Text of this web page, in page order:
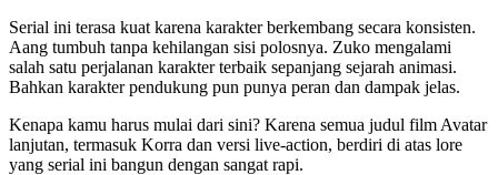
Serial ini terasa kuat karena karakter berkembang secara konsisten.
Aang tumbuh tanpa kehilangan sisi polosnya. Zuko mengalami
salah satu perjalanan karakter terbaik sepanjang sejarah animasi.
Bahkan karakter pendukung pun punya peran dan dampak jelas.
Kenapa kamu harus mulai dari sini? Karena semua judul film Avatar
lanjutan, termasuk Korra dan versi live-action, berdiri di atas lore
yang serial ini bangun dengan sangat rapi.